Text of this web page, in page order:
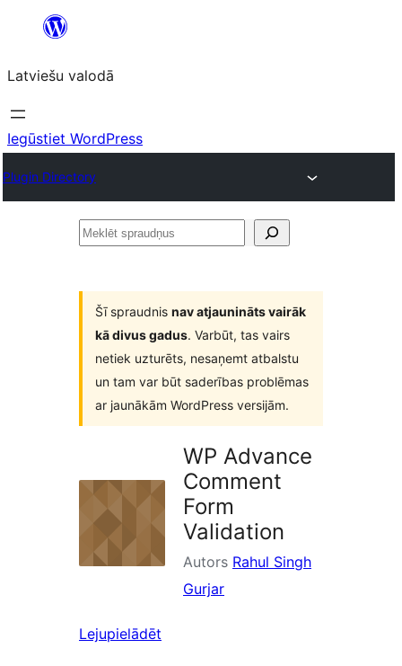
Pāriet
saturu
Latviešu valodā
Iegūstiet WordPress
Plugin Directory
Meklēt
Šī spraudnis nav atjaunināts vairāk
kā divus gadus. Varbūt, tas vairs
netiek uzturēts, nesaņemt atbalstu
un tam var būt saderības problēmas
ar jaunākām WordPress versijām.
WP Advance
Comment
Form
Validation
Autors Rahul Singh
Gurjar
Lejupielādēt